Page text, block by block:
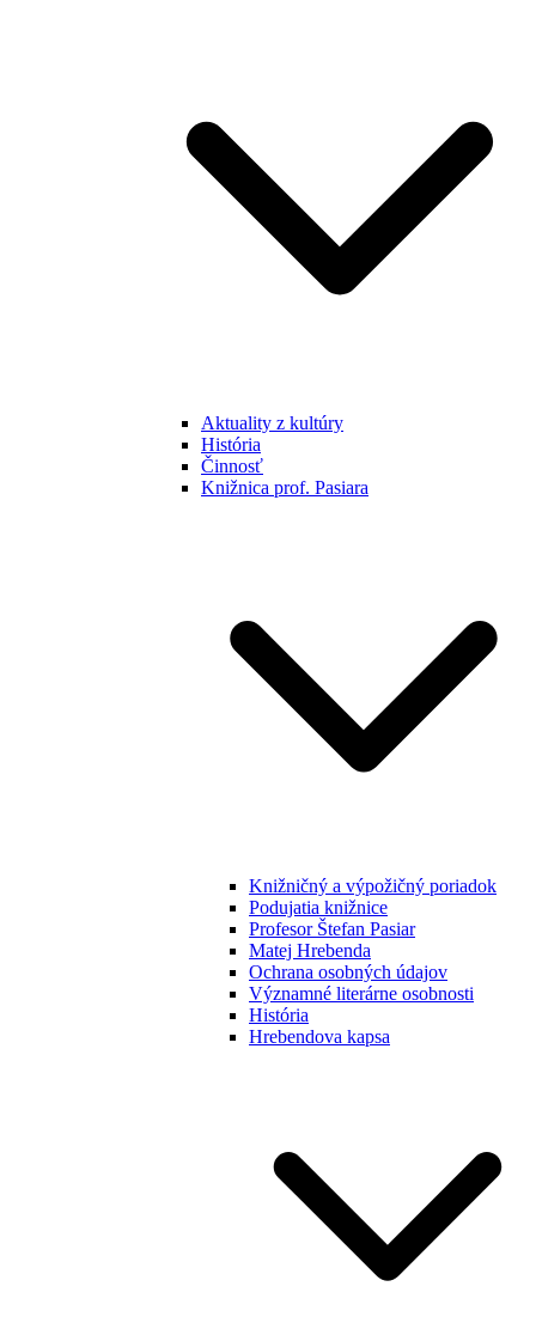
Aktuality z kultúry
História
Činnosť
Knižnica prof. Pasiara
Knižničný a výpožičný poriadok
Podujatia knižnice
Profesor Štefan Pasiar
Matej Hrebenda
Ochrana osobných údajov
Významné literárne osobnosti
História
Hrebendova kapsa